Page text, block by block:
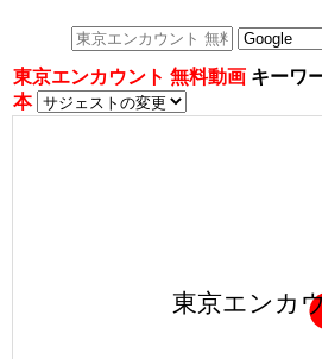
東京エンカウント 無料動画 キーワ
本
東京エンカ